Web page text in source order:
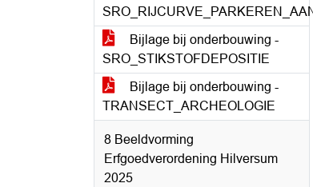
Bijlage bij onderbouwing -
SRO_STIKSTOFDEPOSITIE
Bijlage bij onderbouwing -
TRANSECT_ARCHEOLOGIE
8 Beeldvorming
Erfgoedverordening Hilversum
2025